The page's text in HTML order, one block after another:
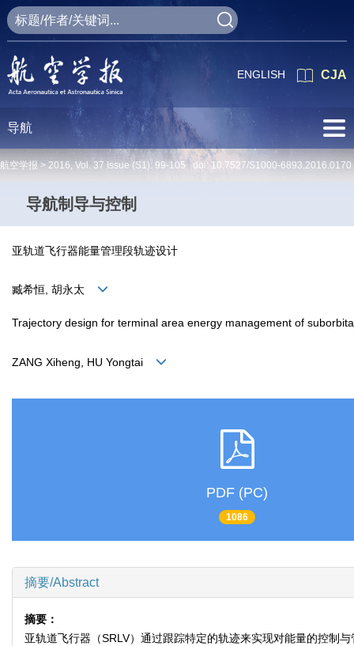
CJA
ENGLISH
导航
航空学报 > 2016, Vol. 37 Issue (S1): 99-105 doi:10.7527/S1000-6893.2016.0170
导航制导与控制
亚轨道飞行器能量管理段轨迹设计
臧希恒, 胡永太
Trajectory design for terminal area energy management of
ZANG Xiheng, HU Yongtai
PDF (PC)
1086
摘要/Abstract
摘要：
亚轨道飞行器（SRLV）通过跟踪特定的轨迹来实现对能量的控制